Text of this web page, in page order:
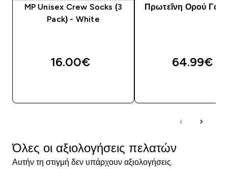
MP Unisex Crew Socks (3
Pack) - White
16.00€‎
Πρωτεΐνη Ορού
64.99€‎
Όλες οι αξιολογήσεις πελατών
Αυτήν τη στιγμή δεν υπάρχουν αξιολογήσεις.